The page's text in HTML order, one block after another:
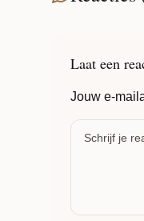
Laat een
Jouw e-